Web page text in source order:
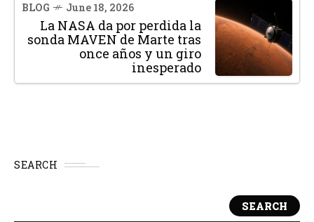
BLOG June 18, 2026
La NASA da por perdida la
sonda MAVEN de Marte tras
once años y un giro
inesperado
SEARCH
SEARCH